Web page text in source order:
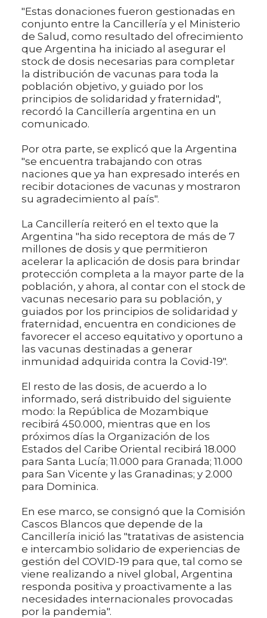
"Estas donaciones fueron gestionadas en
conjunto entre la Cancillería y el Ministerio
de Salud, como resultado del ofrecimiento
que Argentina ha iniciado al asegurar el
stock de dosis necesarias para completar
la distribución de vacunas para toda la
población objetivo, y guiado por los
principios de solidaridad y fraternidad",
recordó la Cancillería argentina en un
comunicado.
Por otra parte, se explicó que la Argentina
"se encuentra trabajando con otras
naciones que ya han expresado interés en
recibir dotaciones de vacunas y mostraron
su agradecimiento al país".
La Cancillería reiteró en el texto que la
Argentina "ha sido receptora de más de 7
millones de dosis y que permitieron
acelerar la aplicación de dosis para brindar
protección completa a la mayor parte de la
población, y ahora, al contar con el stock de
vacunas necesario para su población, y
guiados por los principios de solidaridad y
fraternidad, encuentra en condiciones de
favorecer el acceso equitativo y oportuno a
las vacunas destinadas a generar
inmunidad adquirida contra la Covid-19".
El resto de las dosis, de acuerdo a lo
informado, será distribuido del siguiente
modo: la República de Mozambique
recibirá 450.000, mientras que en los
próximos días la Organización de los
Estados del Caribe Oriental recibirá 18.000
para Santa Lucía; 11.000 para Granada; 11.000
para San Vicente y las Granadinas; y 2.000
para Dominica.
En ese marco, se consignó que la Comisión
Cascos Blancos que depende de la
Cancillería inició las "tratativas de asistencia
e intercambio solidario de experiencias de
gestión del COVID-19 para que, tal como se
viene realizando a nivel global, Argentina
responda positiva y proactivamente a las
necesidades internacionales provocadas
por la pandemia".